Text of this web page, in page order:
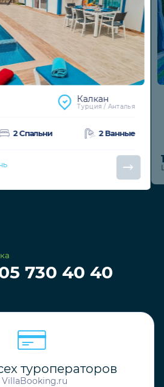
Калкан
Турция / Анталья
2 Спальни 2 Ванные
730 40 40
туроператоров
VillaBooking.ru